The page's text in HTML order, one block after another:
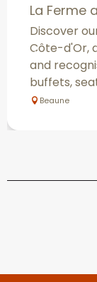
La Ferme
Discover
Côte-d'Or,
and
buffets,
Beaune